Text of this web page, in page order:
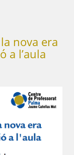
nova era
a l’aula